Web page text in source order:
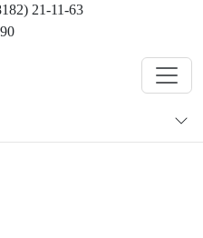
21-11-63